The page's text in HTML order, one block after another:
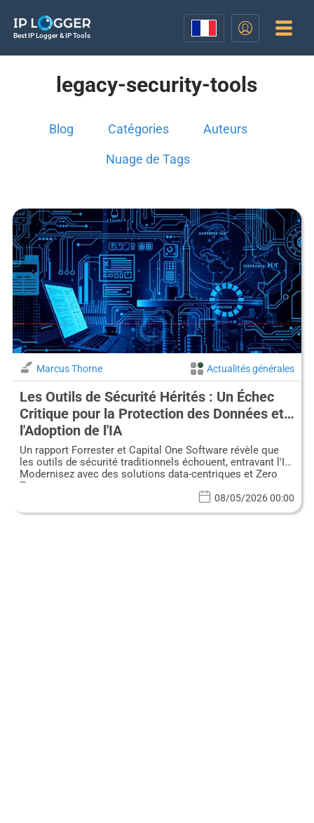
Best IP Logger & IP Tools
legacy-security-tools
Blog Catégories Auteurs
Nuage de Tags
Marcus Thorne Actualités générales
Les Outils de Sécurité Hérités : Un Échec
Critique pour la Protection des Données et
l'Adoption de l'IA
Un rapport Forrester et Capital One Software révèle que
les outils de sécurité traditionnels échouent, entravant l'IA.
Modernisez avec des solutions data-centriques et Zero
Trust.
08/05/2026 00:00